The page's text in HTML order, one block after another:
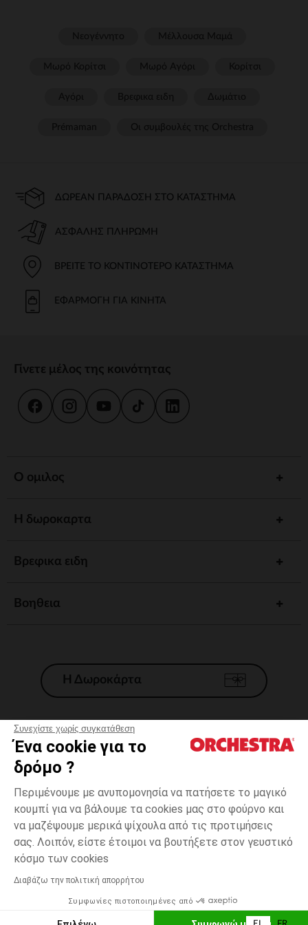
Συνεχίστε χωρίς συγκατάθεση
Ένα cookie για το
δρόμο ?
Περιμένουμε με ανυπομονησία να πατήσετε το μαγικό
κουμπί για να βάλουμε τα cookies μας στο φούρνο και
να μαζέψουμε μερικά ψίχουλα από τις προτιμήσεις
σας. Λοιπόν, είστε έτοιμοι να βουτήξετε στον γευστικό
κόσμο των cookies
Διαβάζω την πολιτική απορρήτου
Συμφωνίες πιστοποιημένες από
Γκρι
one
Δυνατότητα πληρωμής με
ΠΡΟΣΘΉΚΗ ΣΤΟ ΚΑΛΆΘΙ
ΔΩΡΕΆΝ ΠΑΡΆΔΟΣΗ ΣΤΟ ΚΑΤΆΣΤΗΜΑ
ΑΣΦΑΛΉΣ ΠΛΗΡΩΜΉ
ΒΡΕΊΤΕ ΤΟ ΚΟΝΤΙΝΌΤΕΡΟ ΚΑΤΆΣΤΗΜΑ
ΕΦΑΡΜΟΓΉ ΓΙΑ ΚΙΝΗΤΆ
Γίνετε μέλος της κοινότητας
Ο ομιλος
Η δωροκαρτα
Βρεφικα ειδη
Βοηθεια
Η Δωροκάρτα
Γενικοί 'Οροι Πώλησης
*Εμπορικες προσφορες
Προσωπικά δεδομένα
Διαχείρηση των cookies
Προσβασιμότητα: μη συμμορφούμενη
H Orchestra συμμετέχει στον κωδικά δεοντολογίας και στο σύστημα
μεσολάβησης της Γαλλικής Ομοσπονδίας Ηλεκτρονικού Εμπορίου.